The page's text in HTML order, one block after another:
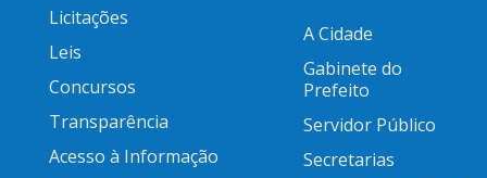
Licitações
Leis
Concursos
Transparência
Acesso à Informação
A Cidade
Gabinete do
Prefeito
Servidor Público
Secretarias